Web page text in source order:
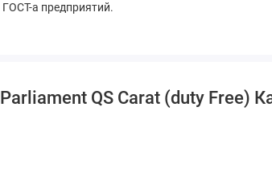
ГОСТ-а предприятий.
QS Carat (duty Free)